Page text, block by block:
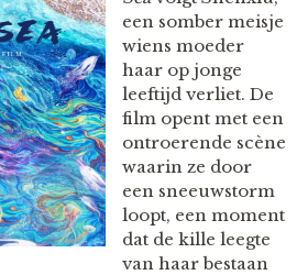
een somber meisje
wiens moeder
haar op jonge
leeftijd verliet. De
film opent met een
ontroerende scène
waarin ze door
een sneeuwstorm
loopt, een moment
dat de kille leegte
van haar bestaan